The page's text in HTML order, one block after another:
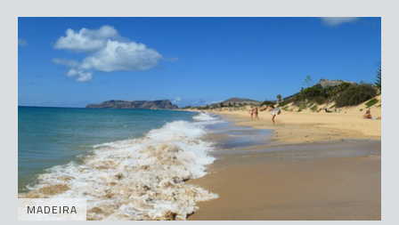
MADEIRA